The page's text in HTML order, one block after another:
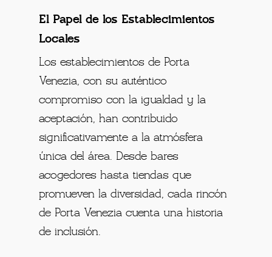
El Papel de los Establecimientos
Locales
Los establecimientos de Porta
Venezia, con su auténtico
compromiso con la igualdad y la
aceptación, han contribuido
significativamente a la atmósfera
única del área. Desde bares
acogedores hasta tiendas que
promueven la diversidad, cada rincón
de Porta Venezia cuenta una historia
de inclusión.